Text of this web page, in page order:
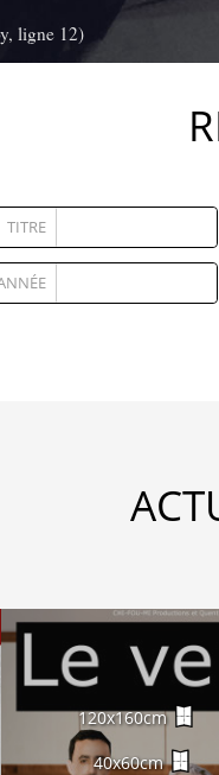
ligne 12)
TITRE
120x160cm
40x60cm